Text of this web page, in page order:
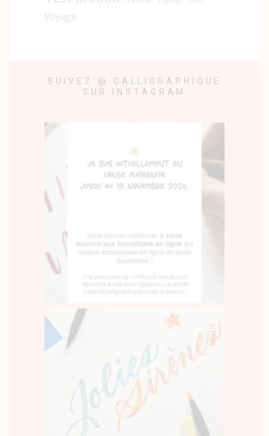
Voyage
SUIVEZ @ CALLIGRAPHIQUE
SUR INSTAGRAM